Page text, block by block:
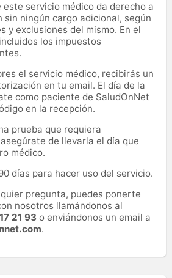
este servicio médico da derecho a
sin ningún cargo adicional, según
y exclusiones del mismo. En el
los impuestos
el servicio médico, recibirás un
en tu email. El día de la
como paciente de SaludOnNet
en la recepción.
prueba que requiera
de llevarla el día que
médico.
días para hacer uso del servicio.
pregunta, puedes ponerte
nosotros llamándonos al
21 93 o enviándonos un email a
.